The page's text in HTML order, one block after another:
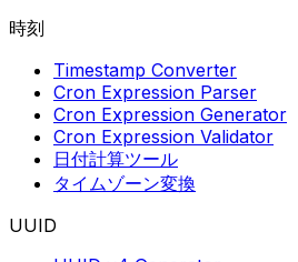
時刻
Timestamp Converter
Cron Expression Parser
Cron Expression Generator
Cron Expression Validator
日付計算ツール
タイムゾーン変換
UUID